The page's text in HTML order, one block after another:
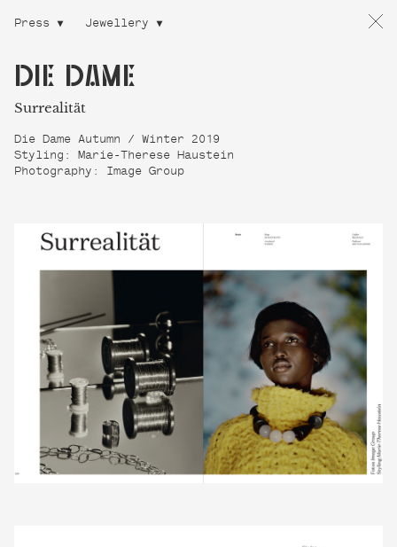
Press Jewellery
DIE DAME
Surrealität
Die Dame Autumn / Winter 2019
Styling: Marie-Therese Haustein
Photography: Image Group